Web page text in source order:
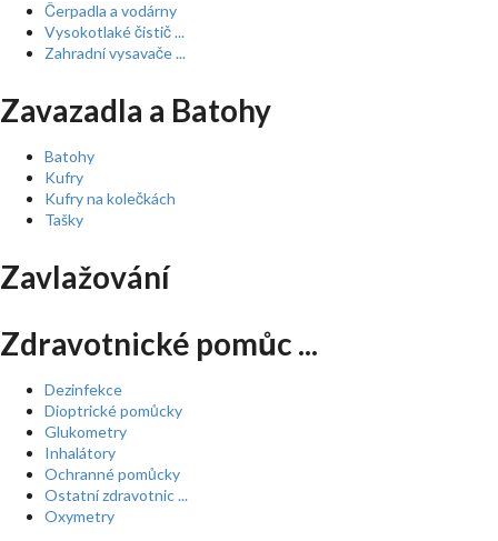
Čerpadla a vodárny
Vysokotlaké čistič ...
Zahradní vysavače ...
Zavazadla a Batohy
Batohy
Kufry
Kufry na kolečkách
Tašky
Zavlažování
Zdravotnické pomůc ...
Dezinfekce
Dioptrické pomůcky
Glukometry
Inhalátory
Ochranné pomůcky
Ostatní zdravotnic ...
Oxymetry